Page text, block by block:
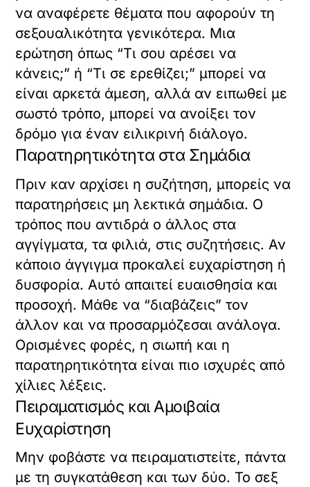
να αναφέρετε θέματα που αφορούν τη
σεξουαλικότητα γενικότερα. Μια
ερώτηση όπως “Τι σου αρέσει να
κάνεις;” ή “Τι σε ερεθίζει;” μπορεί να
είναι αρκετά άμεση, αλλά αν ειπωθεί με
σωστό τρόπο, μπορεί να ανοίξει τον
δρόμο για έναν ειλικρινή διάλογο.
Παρατηρητικότητα στα Σημάδια
Πριν καν αρχίσει η συζήτηση, μπορείς να
παρατηρήσεις μη λεκτικά σημάδια. Ο
τρόπος που αντιδρά ο άλλος στα
αγγίγματα, τα φιλιά, στις συζητήσεις. Αν
κάποιο άγγιγμα προκαλεί ευχαρίστηση ή
δυσφορία. Αυτό απαιτεί ευαισθησία και
προσοχή. Μάθε να “διαβάζεις” τον
άλλον και να προσαρμόζεσαι ανάλογα.
Ορισμένες φορές, η σιωπή και η
παρατηρητικότητα είναι πιο ισχυρές από
χίλιες λέξεις.
Πειραματισμός και Αμοιβαία
Ευχαρίστηση
Μην φοβάστε να πειραματιστείτε, πάντα
με τη συγκατάθεση και των δύο. Το σεξ